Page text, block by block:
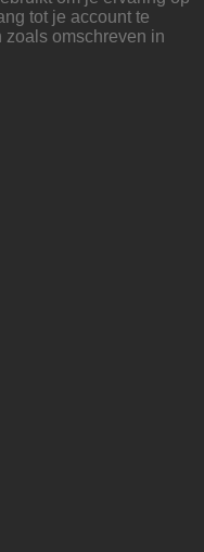
tot je account te
zoals omschreven in